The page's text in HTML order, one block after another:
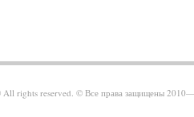
rights reserved. © Все права защищены